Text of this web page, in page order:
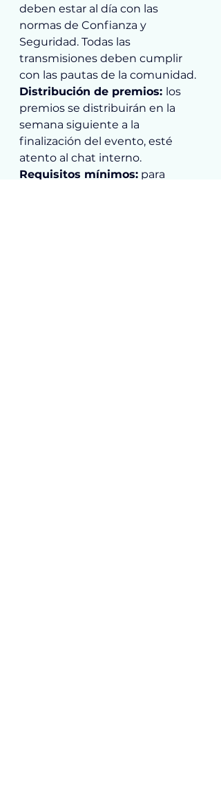
deben estar al día con las
normas de Confianza y
Seguridad. Todas las
transmisiones deben cumplir
con las pautas de la comunidad.
Distribución de premios: los
premios se distribuirán en la
semana siguiente a la
finalización del evento, esté
atento al chat interno.
Requisitos mínimos: para